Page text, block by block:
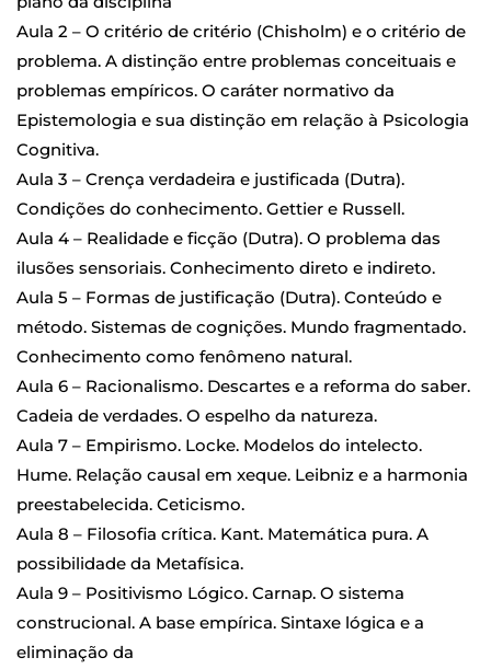
Aula 2 – O critério de critério (Chisholm) e o critério de
problema. A distinção entre problemas conceituais e
problemas empíricos. O caráter normativo da
Epistemologia e sua distinção em relação à Psicologia
Cognitiva.
Aula 3 – Crença verdadeira e justificada (Dutra).
Condições do conhecimento. Gettier e Russell.
Aula 4 – Realidade e ficção (Dutra). O problema das
ilusões sensoriais. Conhecimento direto e indireto.
Aula 5 – Formas de justificação (Dutra). Conteúdo e
método. Sistemas de cognições. Mundo fragmentado.
Conhecimento como fenômeno natural.
Aula 6 – Racionalismo. Descartes e a reforma do saber.
Cadeia de verdades. O espelho da natureza.
Aula 7 – Empirismo. Locke. Modelos do intelecto.
Hume. Relação causal em xeque. Leibniz e a harmonia
preestabelecida. Ceticismo.
Aula 8 – Filosofia crítica. Kant. Matemática pura. A
possibilidade da Metafísica.
Aula 9 – Positivismo Lógico. Carnap. O sistema
construcional. A base empírica. Sintaxe lógica e a
eliminação da